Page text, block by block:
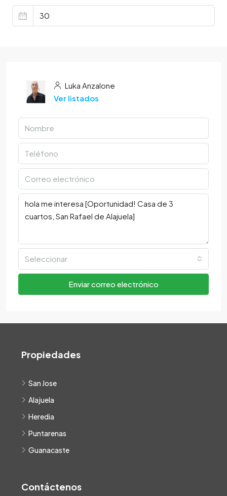
Luka Anzalone
Ver listados
Seleccionar
Enviar correo electrónico
Propiedades
San Jose
Alajuela
Heredia
Puntarenas
Guanacaste
Contáctenos